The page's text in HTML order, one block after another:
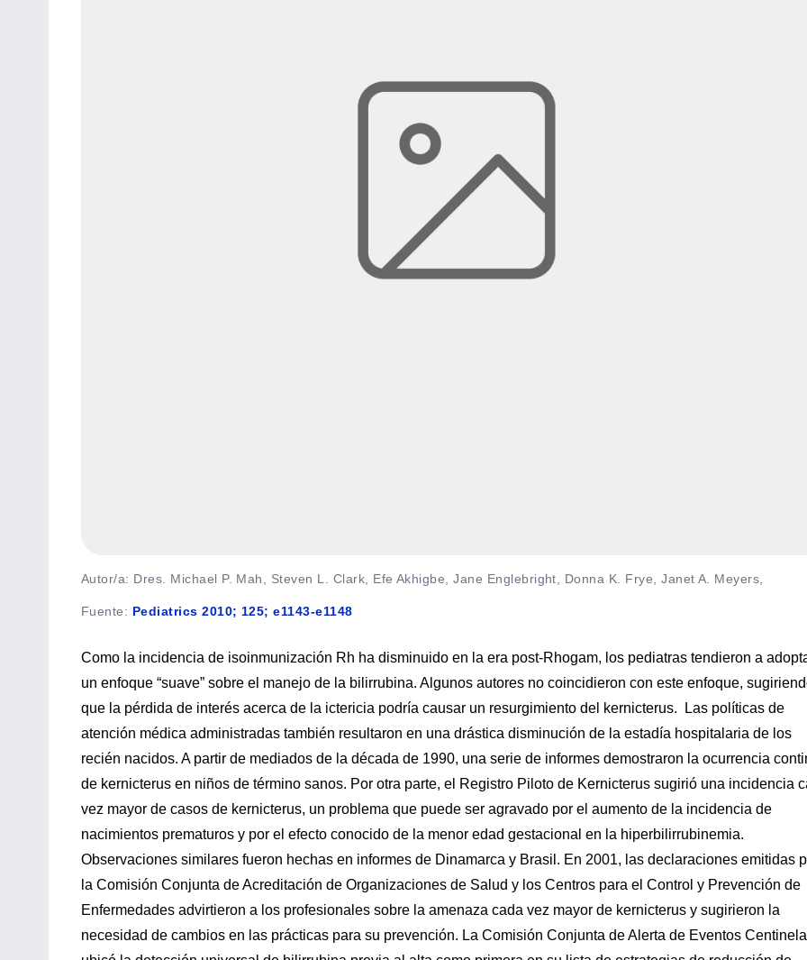
Autor/a: Dres. Michael P. Mah, Steven L. Clark, Efe Akhigbe, Jane Englebright, Donna K. Frye, Janet A. Meyers,
Fuente: Pediatrics 2010; 125; e1143-e1148
Como la incidencia de isoinmunización Rh ha disminuido en la era post-Rhogam, los pediatras tendieron a
un enfoque “suave” sobre el manejo de la bilirrubina. Algunos autores no coincidieron con este enfoque,
que la pérdida de interés acerca de la ictericia podría causar un resurgimiento del kernicterus. Las políticas de
atención médica administradas también resultaron en una drástica disminución de la estadía hospitalaria de los
recién nacidos. A partir de mediados de la década de 1990, una serie de informes demostraron la ocurrencia
de kernicterus en niños de término sanos. Por otra parte, el Registro Piloto de Kernicterus sugirió una incidencia
vez mayor de casos de kernicterus, un problema que puede ser agravado por el aumento de la incidencia de
nacimientos prematuros y por el efecto conocido de la menor edad gestacional en la hiperbilirrubinemia.
Observaciones similares fueron hechas en informes de Dinamarca y Brasil. En 2001, las declaraciones emitidas
la Comisión Conjunta de Acreditación de Organizaciones de Salud y los Centros para el Control y Prevención de
Enfermedades advirtieron a los profesionales sobre la amenaza cada vez mayor de kernicterus y sugirieron la
necesidad de cambios en las prácticas para su prevención. La Comisión Conjunta de Alerta de Eventos